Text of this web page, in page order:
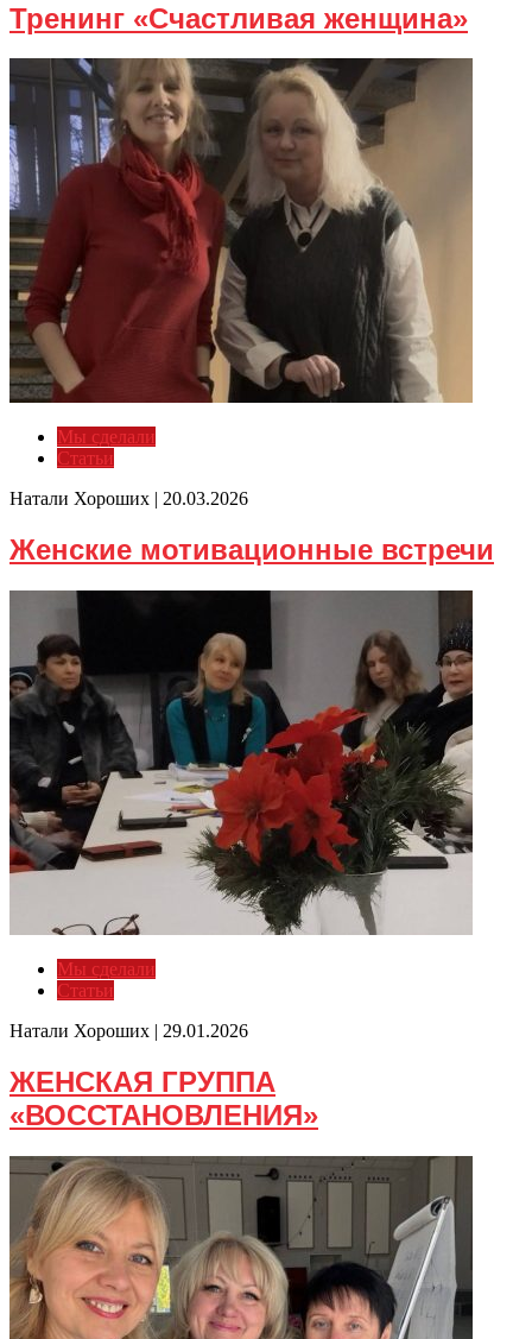
Тренинг «Счастливая женщина»
Мы сделали
Статьи
Натали Хороших | 20.03.2026
Женские мотивационные встречи
Мы сделали
Статьи
Натали Хороших | 29.01.2026
ЖЕНСКАЯ ГРУППА
«ВОССТАНОВЛЕНИЯ»